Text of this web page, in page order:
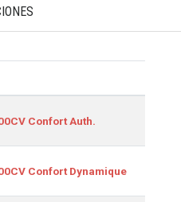
Confort Auth.
Confort Dynamique